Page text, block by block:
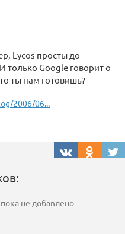
Lycos просты до
только Google говорит о
ты нам готовишь?
2006/06...
не добавлено